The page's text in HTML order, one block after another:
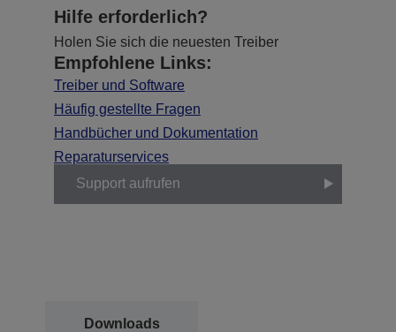
Hilfe erforderlich?
Holen Sie sich die neuesten Treiber
Empfohlene Links:
Treiber und Software
Häufig gestellte Fragen
Handbücher und Dokumentation
Reparaturservices
Support aufrufen
Downloads